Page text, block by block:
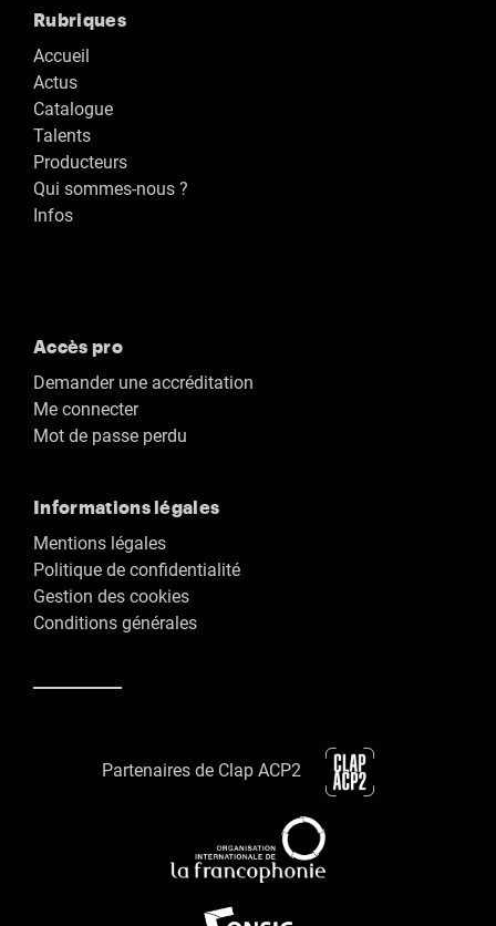
Rubriques
Accueil
Actus
Catalogue
Talents
Producteurs
Qui sommes-nous ?
Infos
Accès pro
Demander une accréditation
Me connecter
Mot de passe perdu
Informations légales
Mentions légales
Politique de confidentialité
Gestion des cookies
Conditions générales
Partenaires de Clap ACP2